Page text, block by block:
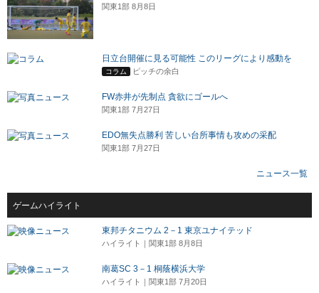
関東1部 8月8日
日立台開催に見る可能性 このリーグにより感動を
コラム ピッチの余白
FW赤井が先制点 貪欲にゴールへ
関東1部 7月27日
EDO無失点勝利 苦しい台所事情も攻めの采配
関東1部 7月27日
ニュース一覧
ゲームハイライト
東邦チタニウム 2－1 東京ユナイテッド
ハイライト｜関東1部 8月8日
南葛SC 3－1 桐蔭横浜大学
ハイライト｜関東1部 7月20日